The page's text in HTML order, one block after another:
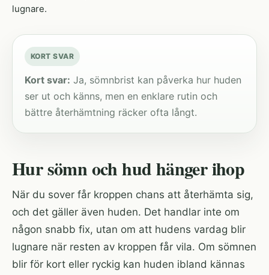
lugnare.
KORT SVAR
Kort svar: Ja, sömnbrist kan påverka hur huden
ser ut och känns, men en enklare rutin och
bättre återhämtning räcker ofta långt.
Hur sömn och hud hänger ihop
När du sover får kroppen chans att återhämta sig,
och det gäller även huden. Det handlar inte om
någon snabb fix, utan om att hudens vardag blir
lugnare när resten av kroppen får vila. Om sömnen
blir för kort eller ryckig kan huden ibland kännas